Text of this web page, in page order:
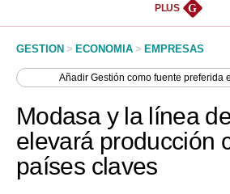
Management & Empleo
Perú
Política
PLUS G
GESTION > ECONOMIA > EMPRESAS
AñadirGestión como fuente preferida
Modasa y la línea
elevará producción
países claves